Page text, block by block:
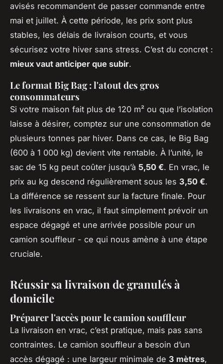
avisés recommandent de passer commande entre
mai et juillet. À cette période, les prix sont plus
stables, les délais de livraison courts, et vous
sécurisez votre hiver sans stress. C’est du concret :
mieux vaut anticiper que subir.
Le format Big Bag : l'atout des gros
consommateurs
Si votre maison fait plus de 120 m² ou que l’isolation
laisse à désirer, comptez sur une consommation de
plusieurs tonnes par hiver. Dans ce cas, le Big Bag
(600 à 1 000 kg) devient vite rentable. À l’unité, le
sac de 15 kg peut coûter jusqu’à 5,50 €. En vrac, le
prix au kg descend régulièrement sous les 3,50 €.
La différence se ressent sur la facture finale. Pour
les livraisons en vrac, il faut simplement prévoir un
espace dégagé et une arrivée possible pour un
camion souffleur - ce qui nous amène à une étape
cruciale.
Réussir sa livraison de granulés à
domicile
Préparer l'accès pour le camion souffleur
La livraison en vrac, c’est pratique, mais pas sans
contraintes. Le camion souffleur a besoin d’un
accès dégagé : une largeur minimale de 3 mètres,